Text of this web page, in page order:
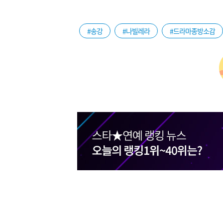
#송강 #나빌레라 #드라마종방소감